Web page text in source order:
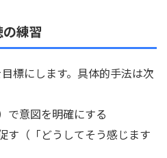
練習
標にします。具体的手法は次
で意図を明確にする
す（「どうしてそう感じます